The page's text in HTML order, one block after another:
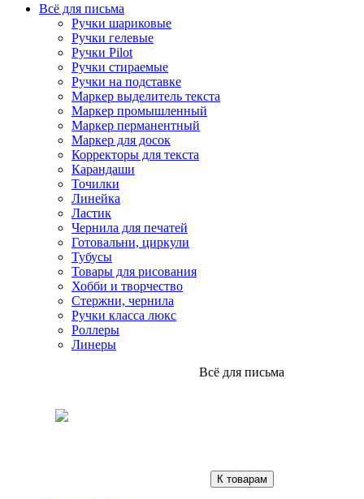
Всё для письма
Ручки шариковые
Ручки гелевые
Ручки Pilot
Ручки стираемые
Ручки на подставке
Маркер выделитель текста
Маркер промышленный
Маркер перманентный
Маркер для досок
Корректоры для текста
Карандаши
Точилки
Линейка
Ластик
Чернила для печатей
Готовальни, циркули
Тубусы
Товары для рисования
Хобби и творчество
Стержни, чернила
Ручки класса люкс
Роллеры
Линеры
Всё для письма
К товарам